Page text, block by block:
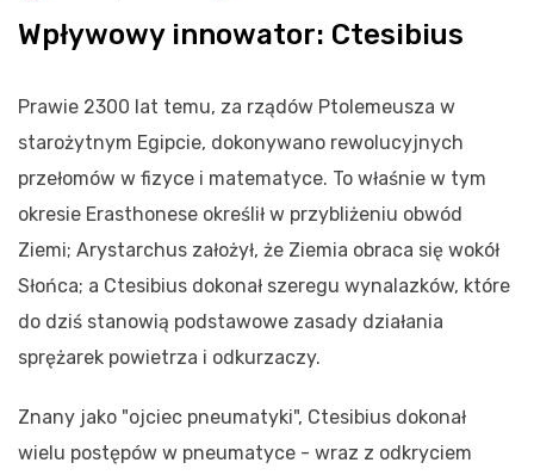
Wpływowy innowator: Ctesibius
Prawie 2300 lat temu, za rządów Ptolemeusza w
starożytnym Egipcie, dokonywano rewolucyjnych
przełomów w fizyce i matematyce. To właśnie w tym
okresie Erasthonese określił w przybliżeniu obwód
Ziemi; Arystarchus założył, że Ziemia obraca się wokół
Słońca; a Ctesibius dokonał szeregu wynalazków, które
do dziś stanowią podstawowe zasady działania
sprężarek powietrza i odkurzaczy.
Znany jako "ojciec pneumatyki", Ctesibius dokonał
wielu postępów w pneumatyce - wraz z odkryciem